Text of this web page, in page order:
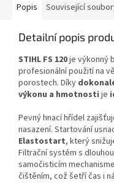
Popis Související
Detailní popis
STIHL FS 120je výkonný
profesionální použití na
porostech. Díky
výkonu a hmotnosti je
Pevný hnací hřídel
nasazení. Startování
Elastostart, který
Filtrační systém s
samočisticím
čištěním, což šetří čas i